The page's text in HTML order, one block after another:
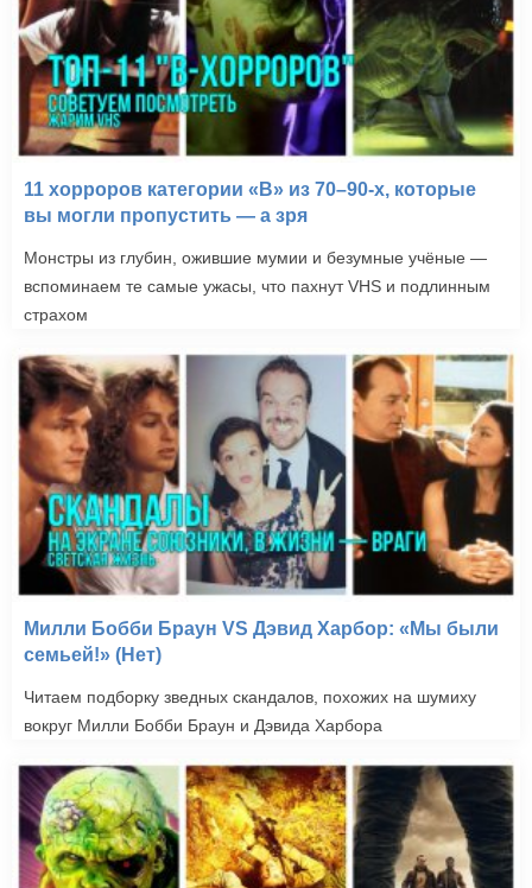
Изгоняющий дьявола III
11 хорроров категории «B» из 70–90-х, которые
вы могли пропустить — а зря
Монстры из глубин, ожившие мумии и безумные учёные —
вспоминаем те самые ужасы, что пахнут VHS и подлинным
страхом
Милли Бобби Браун VS Дэвид Харбор: «Мы были
семьей!» (Нет)
Читаем подборку зведных скандалов, похожих на шумиху
вокруг Милли Бобби Браун и Дэвида Харбора